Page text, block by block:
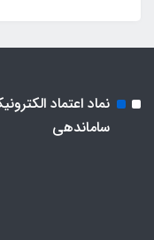
نماد اعتماد
ساماندهی